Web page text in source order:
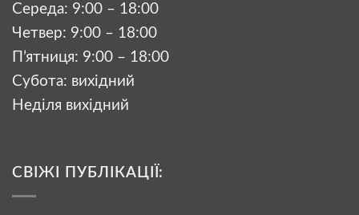
Середа: 9:00 – 18:00
Четвер: 9:00 – 18:00
П’ятниця: 9:00 – 18:00
Субота: вихідний
Неділя вихідний
СВІЖІ ПУБЛІКАЦІЇ: